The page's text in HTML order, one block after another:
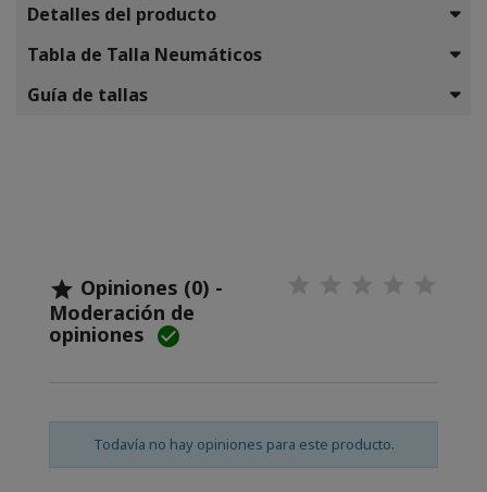
Detalles del producto
Tabla de Talla Neumáticos
Guía de tallas
 Opiniones (0) -
Moderación de
opiniones 
Todavía no hay opiniones para este producto.